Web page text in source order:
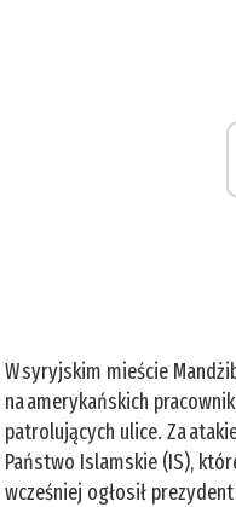
W syryjskim mieście
na amerykańskich
patrolujących ulice. Za
Państwo Islamskie (IS),
wcześniej ogłosił